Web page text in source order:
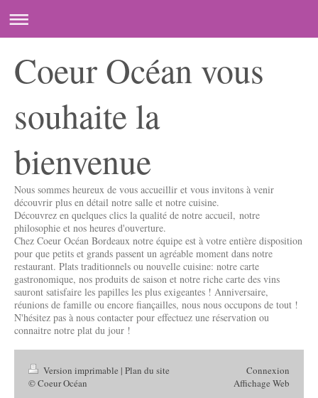
Coeur Océan vous
souhaite la
bienvenue
Nous sommes heureux de vous accueillir et vous invitons à venir
découvrir plus en détail notre salle et notre cuisine.
Découvrez en quelques clics la qualité de notre accueil, notre
philosophie et nos heures d'ouverture.
Chez Coeur Océan Bordeaux notre équipe est à votre entière disposition
pour que petits et grands passent un agréable moment dans notre
restaurant. Plats traditionnels ou nouvelle cuisine: notre carte
gastronomique, nos produits de saison et notre riche carte des vins
sauront satisfaire les papilles les plus exigeantes ! Anniversaire,
réunions de famille ou encore fiançailles, nous nous occupons de tout !
N'hésitez pas à nous contacter pour effectuez une réservation ou
connaitre notre plat du jour !
Version imprimable | Plan du site
© Coeur Océan
Connexion
Affichage Web